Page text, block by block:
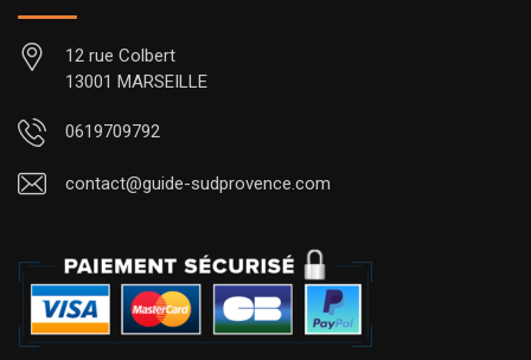
12 rue Colbert
13001 MARSEILLE
0619709792
contact@guide-sudprovence.com